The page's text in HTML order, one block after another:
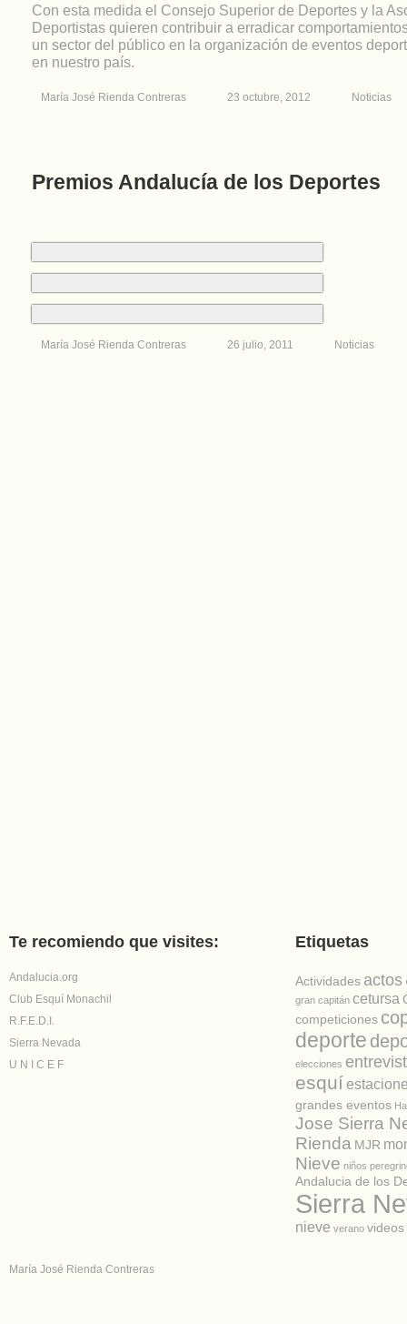
Con esta medida el Consejo Superior de Deportes y la
Deportistas quieren contribuir a erradicar
un sector del público en la organización de eventos
en nuestro país.
María José Rienda Contreras 23 octubre, 2012 Noticias
Premios Andalucía de los Deportes
María José Rienda Contreras 26 julio, 2011 Noticias
Te recomiendo que visites:
Andalucia.org
Club Esquí Monachil
R.F.E.D.I.
Sierra Nevada
U N I C E F
Etiquetas
Actividades actos
gran capitán cetursa
competiciones
deporte
elecciones
esquí
grandes eventos
Jose Sierra
Rienda MJR
Nieve niños
Andalucia de los
Sierra
nieve verano videos
María José Rienda Contreras